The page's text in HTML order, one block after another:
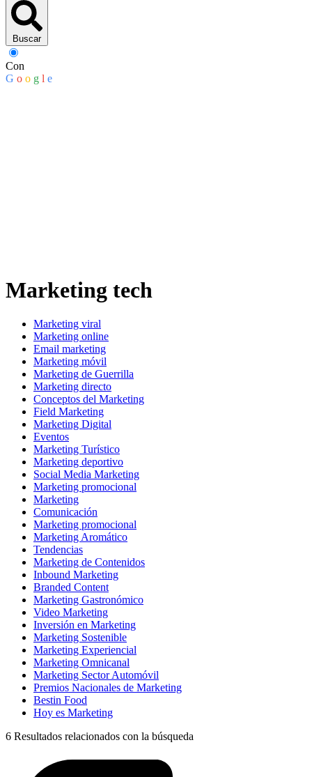
Buscar
Con
G o o g l e
Marketing tech
Marketing viral
Marketing online
Email marketing
Marketing móvil
Marketing de Guerrilla
Marketing directo
Conceptos del Marketing
Field Marketing
Marketing Digital
Eventos
Marketing Turístico
Marketing deportivo
Social Media Marketing
Marketing promocional
Marketing
Comunicación
Marketing promocional
Marketing Aromático
Tendencias
Marketing de Contenidos
Inbound Marketing
Branded Content
Marketing Gastronómico
Video Marketing
Inversión en Marketing
Marketing Sostenible
Marketing Experiencial
Marketing Omnicanal
Marketing Sector Automóvil
Premios Nacionales de Marketing
Bestin Food
Hoy es Marketing
6 Resultados relacionados con la búsqueda